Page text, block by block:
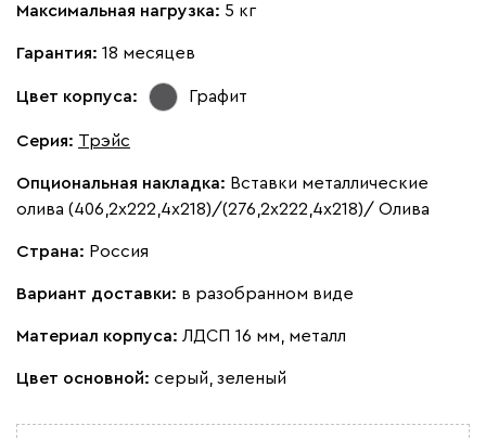
Максимальная нагрузка: 5 кг
Гарантия: 18 месяцев
Цвет корпуса: Графит
Серия: Трэйс
Опциональная накладка: Вставки металлические
олива (406,2х222,4х218)/(276,2х222,4х218)/ Олива
Страна: Россия
Вариант доставки: в разобранном виде
Материал корпуса: ЛДСП 16 мм, металл
Цвет основной: серый, зеленый